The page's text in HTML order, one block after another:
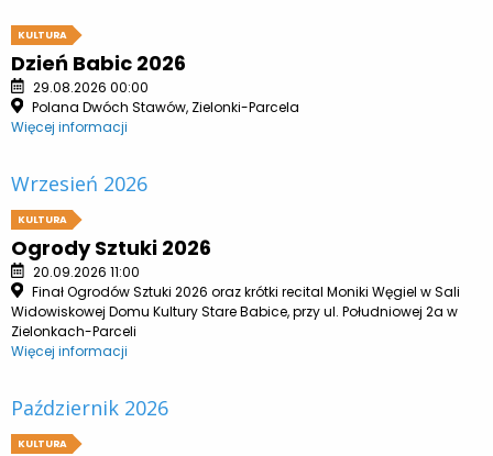
KULTURA
Dzień Babic 2026
29.08.2026 00:00
Polana Dwóch Stawów, Zielonki-Parcela
Więcej informacji
Wrzesień 2026
KULTURA
Ogrody Sztuki 2026
20.09.2026 11:00
Finał Ogrodów Sztuki 2026 oraz krótki recital Moniki Węgiel w Sali
Widowiskowej Domu Kultury Stare Babice, przy ul. Południowej 2a w
Zielonkach-Parceli
Więcej informacji
Październik 2026
KULTURA